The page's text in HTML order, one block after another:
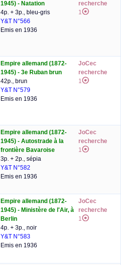
1945) - Natation
4p. + 3p., bleu-gris
Y&T N°566
Emis en 1936
recherche
1
Empire allemand (1872-
1945) - 3e Ruban brun
42p., brun
Y&T N°579
Emis en 1936
JoCec
recherche
1
Empire allemand (1872-
1945) - Autostrade à la
frontière Bavaroise
3p. + 2p., sépia
Y&T N°582
Emis en 1936
JoCec
recherche
1
Empire allemand (1872-
1945) - Ministère de l'Air, à
Berlin
4p. + 3p., noir
Y&T N°583
Emis en 1936
JoCec
recherche
1